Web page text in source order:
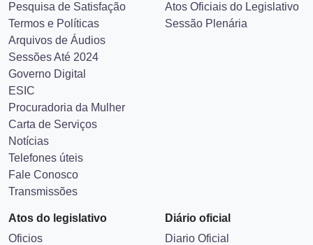
Pesquisa de Satisfação
Termos e Políticas
Arquivos de Áudios
Sessões Até 2024
Governo Digital
ESIC
Procuradoria da Mulher
Carta de Serviços
Notícias
Telefones úteis
Fale Conosco
Transmissões
Atos Oficiais do Legislativo
Sessão Plenária
Atos do legislativo
Oficios
Diário oficial
Diario Oficial